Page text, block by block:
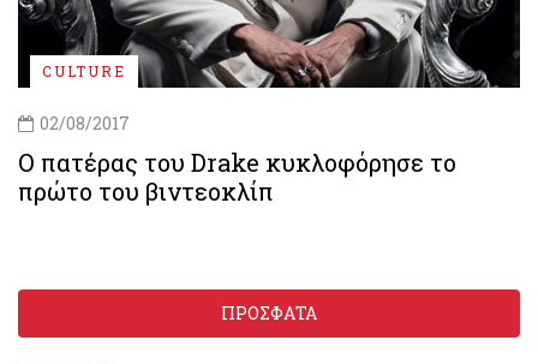
CULTURE
02/08/2017
Ο πατέρας του Drake κυκλοφόρησε το
πρώτο του βιντεοκλίπ
ΠΡΟΣΦΑΤΑ